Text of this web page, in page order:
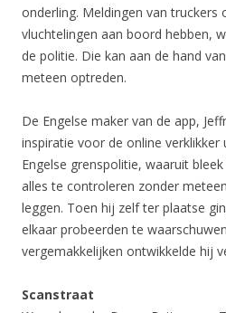
onderling. Meldingen van truckers
vluchtelingen aan boord hebben,
de politie. Die kan aan de hand
meteen optreden.
De Engelse maker van de app,
inspiratie voor de online verklikker
Engelse grenspolitie, waaruit
alles te controleren zonder
leggen. Toen hij zelf ter plaatse
elkaar probeerden te
vergemakkelijken ontwikkelde hij
Scanstraat